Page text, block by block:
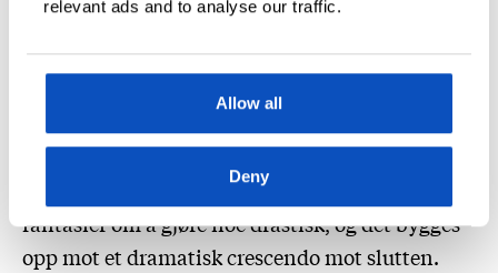
relevant ads and to analyse our traffic.
Allow all
Deny
Hvorfor begynte André å ruse seg? Hadde Edvin
selv en rolle i det som skjedde? Hvorfor gikk det
dårlig med André, og bra med Edvin? Og hvor
det ytterste, og må konfrontere både sårene fra
egen fortid og demonene i nåtid. Han får
fantasier om å gjøre noe drastisk, og det bygges
opp mot et dramatisk crescendo mot slutten.